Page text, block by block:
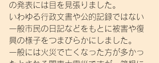
の発表には目を見張りました。
いわゆる行政文書や公的記録ではない
一般市民の日記などをもとに被害や復
興の様子をつまびらかにしました。
一般には火災で亡くなった方が多かっ